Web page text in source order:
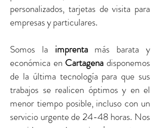
personalizados, tarjetas de visita para
empresas y particulares.
Somos la imprentamás barata y
económica en Cartagena disponemos
de la última tecnología para que sus
trabajos se realicen óptimos y en el
menor tiempo posible, incluso con un
servicio urgente de 24-48 horas. Nos